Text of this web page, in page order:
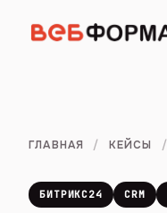
ГЛАВНАЯ / КЕЙСЫ /
БИТРИКС24 CRM